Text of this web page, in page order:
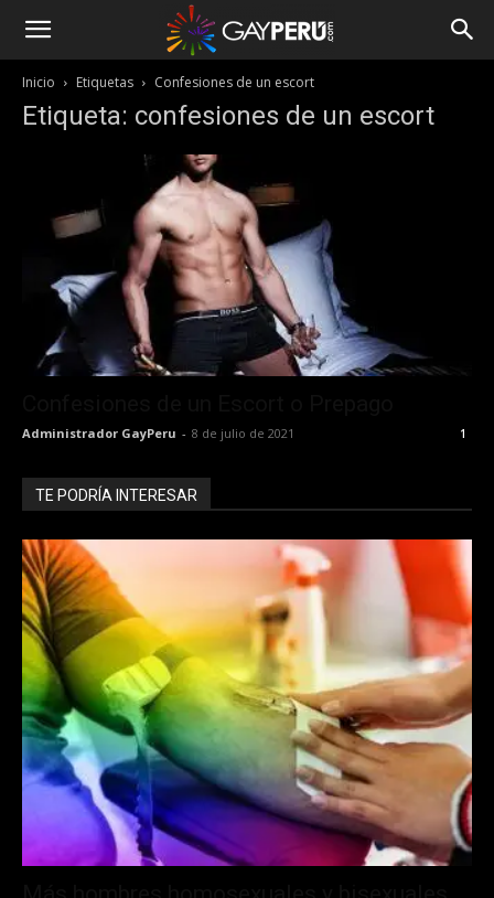
Inicio Etiquetas Confesiones de un escort
Etiqueta: confesiones de un escort
Administrador GayPeru - 8 de julio de 2021 1
TE PODRÍA INTERESAR